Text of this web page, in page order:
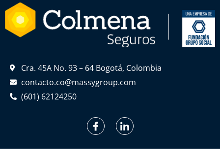
Cra. 45A No. 93 – 64 Bogotá, Colombia
contacto.co@massygroup.com
(601) 62124250